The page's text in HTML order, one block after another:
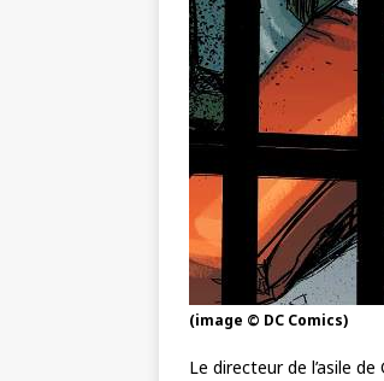
(image © DC Comics)
Le directeur de l’asile